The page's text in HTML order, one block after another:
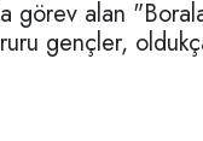
görev alan
gençler,